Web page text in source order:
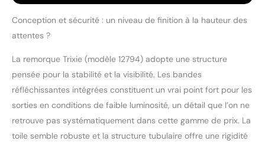
La laisse donne
sécurité ADAPTÉ : Avant
l'achat, fais attention à
la taille et au poids de
ton compagnon. Cette
petits chiens mesure 40
× 40 × 60 cm et
Conception et sécurité : un niveau de finition à la hauteur des
attentes ?
La remorque Trixie (modèle 12794) adopte une structure
pensée pour la stabilité et la visibilité. Les bandes
réfléchissantes intégrées constituent un vrai point fort pour les
sorties en conditions de faible luminosité, un détail que l’on ne
retrouve pas systématiquement dans cette gamme de prix. La
toile semble robuste et la structure tubulaire offre une rigidité